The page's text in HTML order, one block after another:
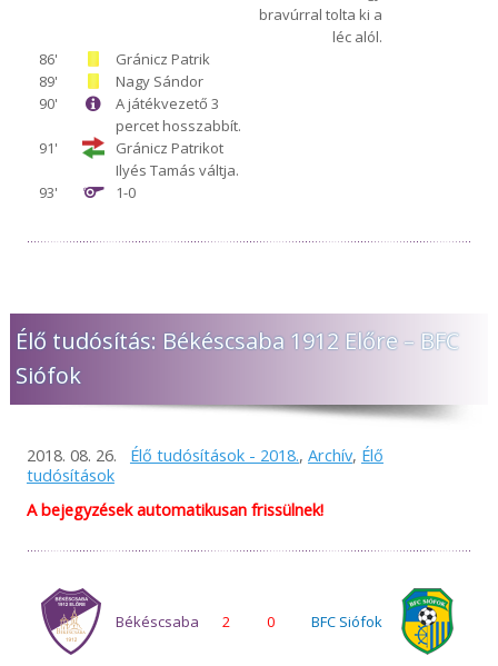
bravúrral tolta ki a
léc alól.
86'
Gránicz Patrik
89'
Nagy Sándor
90'
A játékvezető 3
percet hosszabbít.
91'
Gránicz Patrikot
Ilyés Tamás váltja.
93'
1-0
Élő tudósítás: Békéscsaba 1912 Előre – BFC
Siófok
2018. 08. 26. Élő tudósítások - 2018., Archív, Élő
tudósítások
A bejegyzések automatikusan frissülnek!
Békéscsaba 2 BFC Siófok
0